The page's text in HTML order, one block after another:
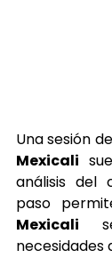
Una sesión de
Mexicali
análisis del
paso
Mexicali
necesidades